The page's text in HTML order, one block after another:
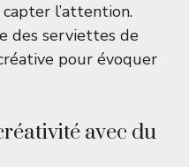
l’attention.
des serviettes de
pour évoquer
avec du